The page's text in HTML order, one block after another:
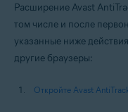
Расширение Avast
том числе и после
указанные ниже
другие браузеры:
Откройте Avast